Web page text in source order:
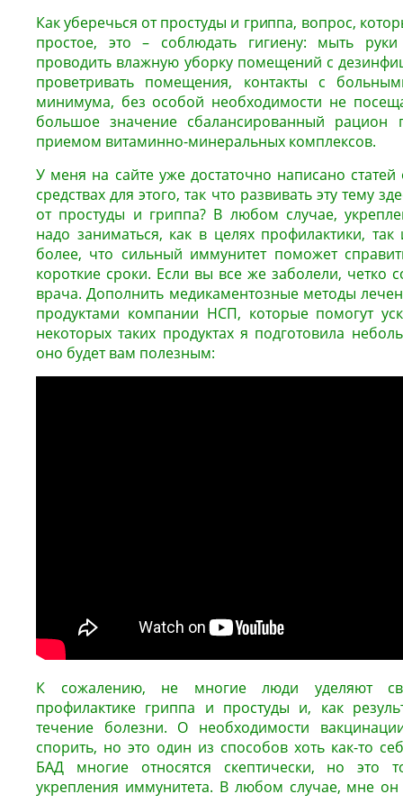
Как уберечься от простуды и гриппа, вопрос,
простое, это – соблюдать гигиену: мыть
проводить влажную уборку помещений с
проветривать помещения, контакты с
минимума, без особой необходимости не
большое значение сбалансированный рацион
приемом витаминно-минеральных комплексов.
У меня на сайте уже достаточно написано
средствах для этого, так что развивать эту тему
от простуды и гриппа? В любом случае,
надо заниматься, как в целях профилактики,
более, что сильный иммунитет поможет
короткие сроки. Если вы все же заболели, четко
врача. Дополнить медикаментозные методы
продуктами компании НСП, которые помогут
некоторых таких продуктах я подготовила
оно будет вам полезным:
К сожалению, не многие люди уделяют
профилактике гриппа и простуды и, как
течение болезни. О необходимости
спорить, но это один из способов хоть как-то
БАД многие относятся скептически, но это
укрепления иммунитета. В любом случае, мне